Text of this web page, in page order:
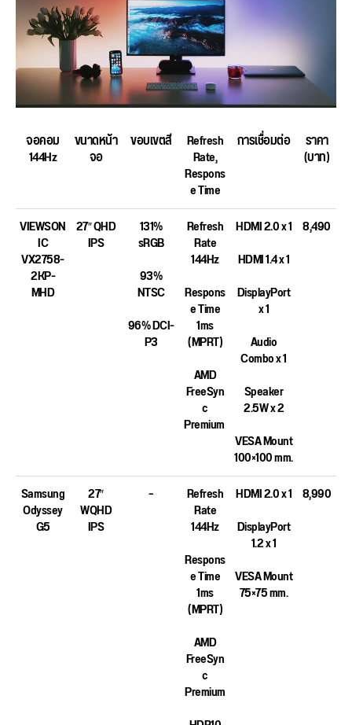
จอคอม
144Hz
ขนาดหน้า
จอ
ขอบเขตสี Refresh
Rate,
Respons
e Time
การเชื่อมต่อ ราคา
(บาท)
VIEWSON
IC
VX2758-
2KP-
MHD
27″ QHD
IPS
131%
sRGB
93%
NTSC
96% DCI-
P3
Refresh
Rate
144Hz
Respons
e Time
1ms
(MPRT)
AMD
FreeSyn
c
Premium
HDMI 2.0 x 1
HDMI 1.4 x 1
DisplayPort
x 1
Audio
Combo x 1
Speaker
2.5W x 2
VESA Mount
100×100 mm.
8,490
Samsung
Odyssey
G5
27″
WQHD
IPS
– Refresh
Rate
144Hz
Respons
e Time
1ms
(MPRT)
AMD
FreeSyn
c
Premium
HDMI 2.0 x 1
DisplayPort
1.2 x 1
VESA Mount
75×75 mm.
8,990